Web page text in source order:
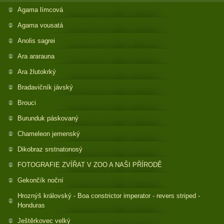
Agama límcová
Agama vousatá
Anolis sagrei
Ara ararauna
Ara žlutokrký
Bradavičník jávský
Brouci
Burunduk páskovaný
Chameleon jemenský
Dikobraz srstnatonosý
FOTOGRAFIE ZVÍŘAT V ZOO A NAŠI PŘÍRODĚ
Gekončík noční
Hroznýš královský - Boa constrictor imperator - revers striped -
Honduras
Ještěrkovec velký